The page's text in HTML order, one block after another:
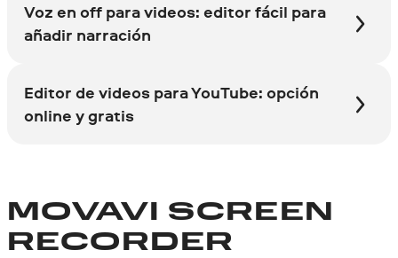
Voz en off para videos: editor fácil para
añadir narración
Editor de videos para YouTube: opción
online y gratis
MOVAVI SCREEN
RECORDER